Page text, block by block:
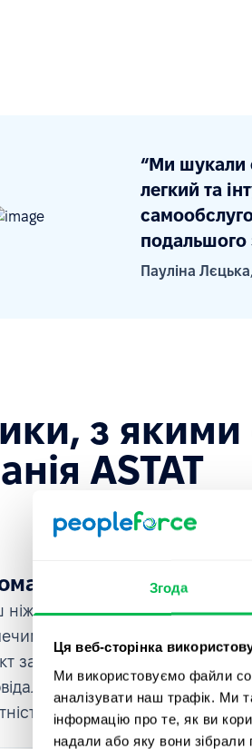
Згода
Ця веб-сторінка
Ми використовуємо файли
аналізувати наш трафік. Ми
інформацію про те, як ви
надали або яку вони зібрали
“Ми шукали
легкий та
подальшого
Пауліна Лєцька
з якими
ASTAT
HR
ASTAT вирішив впровадити
піврічний досвід
закінчився невдачею через
потребам ASTAT у сфері
належного рівня